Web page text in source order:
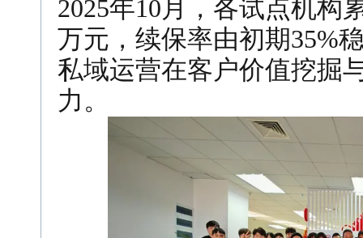
2025年10月，各试点机构
万元，续保率由初期35%
私域运营在客户价值挖掘
力。